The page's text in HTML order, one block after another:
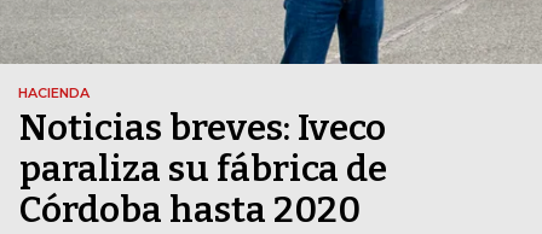
HACIENDA
Noticias breves: Iveco
paraliza su fábrica de
Córdoba hasta 2020